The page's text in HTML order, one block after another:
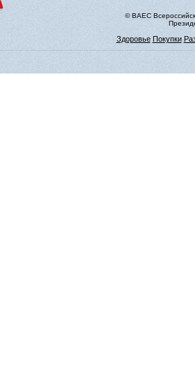
© ВАЕС
Здоровье Покупки